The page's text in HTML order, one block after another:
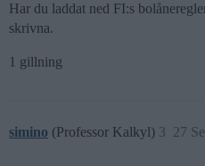
Har du laddat ned FI:s
skrivna.
1 gillning
simino (Professor Kalkyl) 27
3